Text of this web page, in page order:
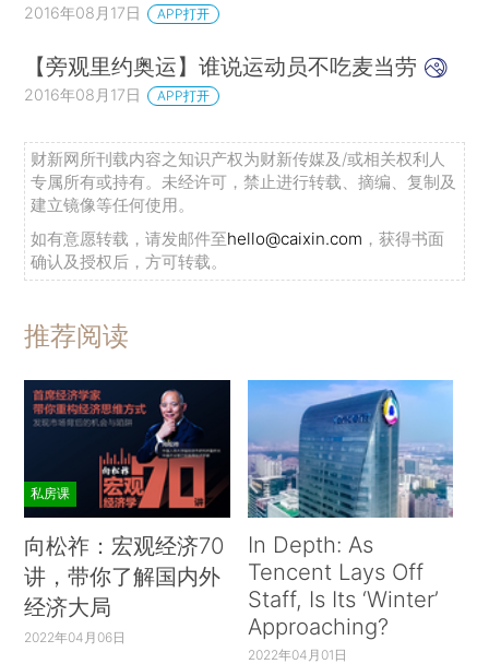
2016年08月17日 APP打开
【旁观里约奥运】谁说运动员不吃麦当劳
2016年08月17日 APP打开
财新网所刊载内容之知识产权为财新传媒及/或相关权利人
专属所有或持有。未经许可，禁止进行转载、摘编、复制及
建立镜像等任何使用。
如有意愿转载，请发邮件至hello@caixin.com ，获得书面
确认及授权后，方可转载。
推荐阅读
私房课
向松祚：宏观经济70
讲，带你了解国内外
经济大局
2022年04月06日
In Depth: As
Tencent Lays Off
Staff, Is Its ‘Winter’
Approaching?
2022年04月01日